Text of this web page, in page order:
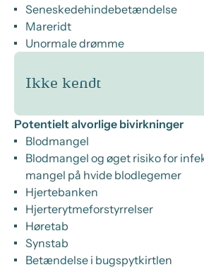
Seneskedehindebetændelse
Mareridt
Unormale drømme
Ikke kendt
Potentielt alvorlige bivirkninger
Blodmangel
Blodmangel og øget risiko for
mangel på hvide blodlegemer
Hjertebanken
Hjerterytmeforstyrrelser
Høretab
Synstab
Betændelse i bugspytkirtlen